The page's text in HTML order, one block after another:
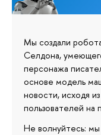
Мы создали робота
Селдона,
персонажа
основе модель
новости, исходя
пользователей на
Не волнуйтесь: